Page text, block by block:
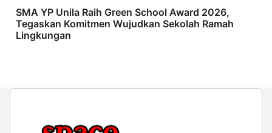
SMA YP Unila Raih Green School Award 2026,
Tegaskan Komitmen Wujudkan Sekolah Ramah
Lingkungan